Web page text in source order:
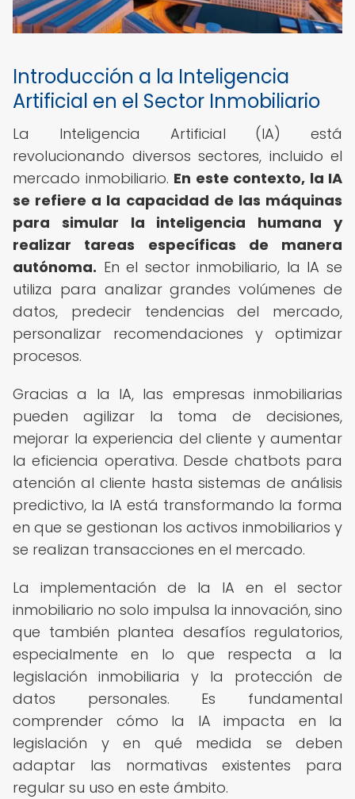
Introducción a la Inteligencia
Artificial en el Sector Inmobiliario
La Inteligencia Artificial (IA) está
revolucionando diversos sectores, incluido el
mercado inmobiliario. En este contexto, la IA
se refiere a la capacidad de las máquinas
para simular la inteligencia humana y
realizar tareas específicas de manera
autónoma. En el sector inmobiliario, la IA se
utiliza para analizar grandes volúmenes de
datos, predecir tendencias del mercado,
personalizar recomendaciones y optimizar
procesos.
Gracias a la IA, las empresas inmobiliarias
pueden agilizar la toma de decisiones,
mejorar la experiencia del cliente y aumentar
la eficiencia operativa. Desde chatbots para
atención al cliente hasta sistemas de análisis
predictivo, la IA está transformando la forma
en que se gestionan los activos inmobiliarios y
se realizan transacciones en el mercado.
La implementación de la IA en el sector
inmobiliario no solo impulsa la innovación, sino
que también plantea desafíos regulatorios,
especialmente en lo que respecta a la
legislación inmobiliaria y la protección de
datos personales. Es fundamental
comprender cómo la IA impacta en la
legislación y en qué medida se deben
adaptar las normativas existentes para
regular su uso en este ámbito.